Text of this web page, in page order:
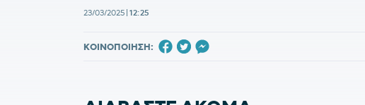
23/03/2025 12:25
ΚΟΙΝΟΠΟΙΗΣΗ: